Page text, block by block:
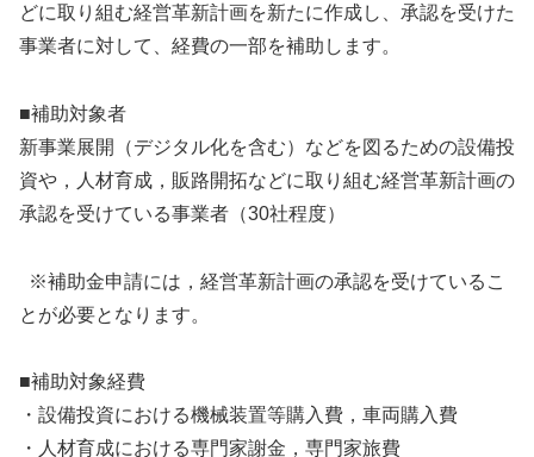
どに取り組む経営革新計画を新たに作成し、承認を受けた
事業者に対して、経費の一部を補助します。
■補助対象者
新事業展開（デジタル化を含む）などを図るための設備投
資や，人材育成，販路開拓などに取り組む経営革新計画の
承認を受けている事業者（30社程度）
※補助金申請には，経営革新計画の承認を受けているこ
とが必要となります。
■補助対象経費
・設備投資における機械装置等購入費，車両購入費
・人材育成における専門家謝金，専門家旅費